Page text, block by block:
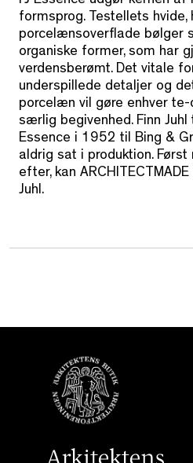
formsprog. Testellets hvide,
porcelænsoverflade bølger
organiske former, som har
verdensberømt. Det vitale
underspillede detaljer og
porcelæn vil gøre enhver te-
særlig begivenhed. Finn
Essence i 1952 til Bing &
aldrig sat i produktion. Først
efter, kan
Juhl.